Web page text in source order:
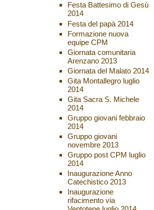
Festa Battesimo di Gesù
2014
Festa del papà 2014
Formazione nuova
equipe CPM
Giornata comunitaria
Arenzano 2013
Giornata del Malato 2014
Gita Montallegro luglio
2014
Gita Sacra S. Michele
2014
Gruppo giovani febbraio
2014
Gruppo giovani
novembre 2013
Gruppo post CPM luglio
2014
Inaugurazione Anno
Catechistico 2013
Inaugurazione
rifacimento via